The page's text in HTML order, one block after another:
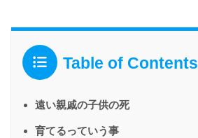
Table of Contents
遠い親戚の子供の死
育てるっていう事